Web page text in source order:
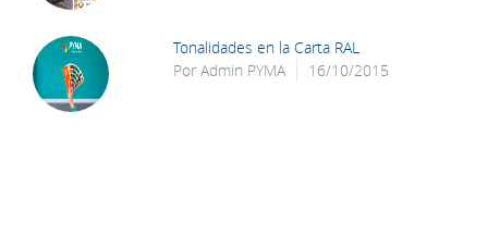
Tonalidades en la Carta RAL
PorAdmin PYMA 16/10/2015